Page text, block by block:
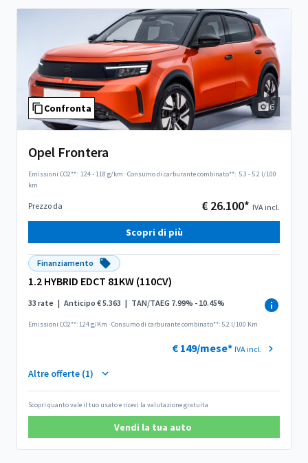
Confronta 6
Opel Frontera
Emissioni CO2**: 124 - 118 g/km ·Consumo di carburante combinato**: 5.3 - 5.2 l/100
km
Prezzo da € 26.100* IVA incl.
Scopri di più
Finanziamento
1.2 HYBRID EDCT 81KW (110CV)
33 rate | Anticipo € 5.363 | TAN/TAEG 7.99% - 10.45%
Emissioni CO2**: 124 g/Km ·Consumo di carburante combinato**: 5.2 l/100 Km
€ 149/mese* IVA incl.
Altre offerte (1)
Scopri quanto vale il tuo usato e ricevi la valutazione gratuita
Vendi la tua auto